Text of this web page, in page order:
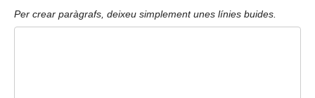
Per crear paràgrafs, deixeu simplement unes línies buides.